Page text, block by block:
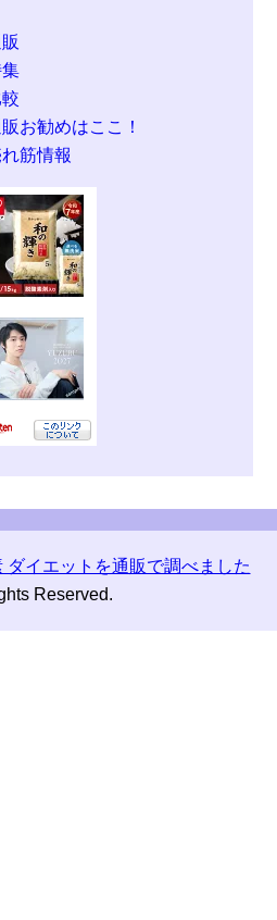
お勧めはここ！
筋情報
ダイエットを通販で調べました
Reserved.